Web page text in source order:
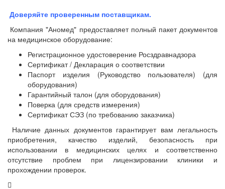
Доверяйте проверенным поставщикам.
Компания "Аномед" предоставляет полный пакет документов
на медицинское оборудование:
Регистрационное удостоверение Росздравнадзора
Сертификат / Декларация о соответствии
Паспорт изделия (Руководство пользователя) (для
оборудования)
Гарантийный талон (для оборудования)
Поверка (для средств измерения)
Сертификат СЭЗ (по требованию заказчика)
Наличие данных документов гарантирует вам легальность
приобретения, качество изделий, безопасность при
использовании в медицинских целях и соответственно
отсутствие проблем при лицензировании клиники и
прохождении проверок.